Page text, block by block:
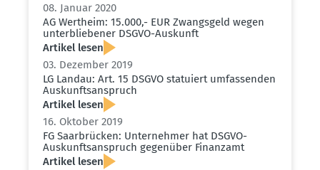
08. Januar 2020
AG Wertheim: 15.000,- EUR Zwangsgeld wegen
unter­blie­bener DSGVO-Auskunft
Artikel lesen
03. Dezember 2019
LG Landau: Art. 15 DSGVO statuiert umfas­senden
Auskunfts­an­spruch
Artikel lesen
16. Oktober 2019
FG Saarbrücken: Unter­nehmer hat DSGVO-
Auskunfts­an­spruch gegenüber Finanzamt
Artikel lesen